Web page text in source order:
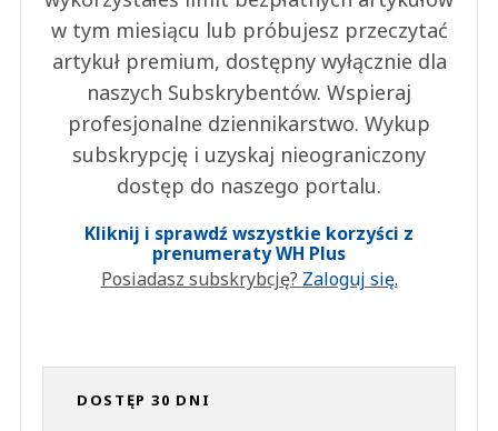
w tym miesiącu lub próbujesz przeczytać
artykuł premium, dostępny wyłącznie dla
naszych Subskrybentów. Wspieraj
profesjonalne dziennikarstwo. Wykup
subskrypcję i uzyskaj nieograniczony
dostęp do naszego portalu.
Kliknij i sprawdź wszystkie korzyści z
prenumeraty WH Plus
Posiadasz subskrybcję? Zaloguj się.
DOSTĘP 30 DNI